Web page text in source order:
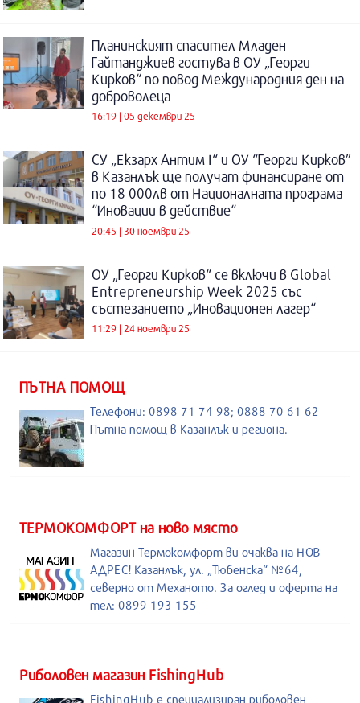
Планинският спасител Младен
Гайтанджиев гостува в ОУ „Георги
Кирков“ по повод Международния ден на
доброволеца
16:19 | 05 декември 25
СУ „Екзарх Антим I“ и ОУ “Георги Кирков”
в Казанлък ще получат финансиране от
по 18 000лв от Националната програма
“Иновации в действие“
20:45 | 30 ноември 25
ОУ „Георги Кирков“ се включи в Global
Entrepreneurship Week 2025 със
състезанието „Иновационен лагер“
11:29 | 24 ноември 25
ПЪТНА ПОМОЩ
Телефони: 0898 71 74 98; 0888 70 61 62
Пътна помощ в Казанлък и региона.
ТЕРМОКОМФОРТ на ново място
Магазин Термокомфорт ви очаква на НОВ
АДРЕС! Казанлък, ул. „Тюбенска“ №64,
северно от Механото. За оглед и оферта на
тел: 0899 193 155
Риболовен магазин FishingHub
FishingHub е специализиран риболовен